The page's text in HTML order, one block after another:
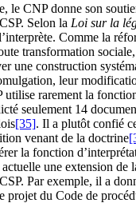
le CNP donne son
Selon la Loi sur la
Comme la
transformation
une construction
leur
rarement la
seulement 14
[35]. Il a plutôt confié
venant de la doctrine
la fonction
une extension de
Par exemple, il a
projet du Code de